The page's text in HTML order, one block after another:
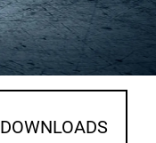
DOWNLOADS